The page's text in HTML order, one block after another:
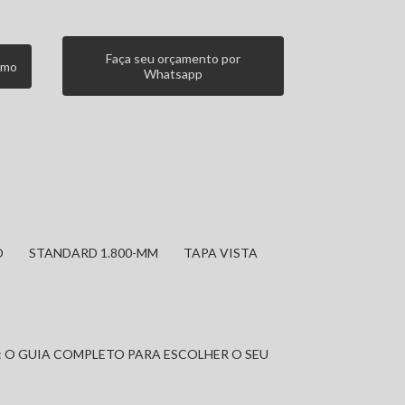
Faça seu orçamento por
Whatsapp
STANDARD 1.800-MM TAPA VISTA
GUIA COMPLETO PARA ESCOLHER O SEU